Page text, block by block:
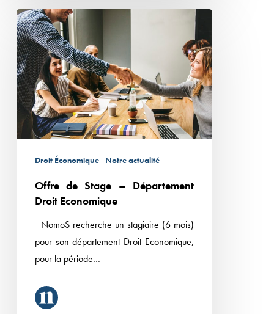
Offre
de
Stage
–
Département
Droit
Economique
Droit Économique Notre actualité
Offre de Stage – Département
Droit Economique
NomoS recherche un stagiaire (6 mois)
pour son département Droit Economique,
pour la période…